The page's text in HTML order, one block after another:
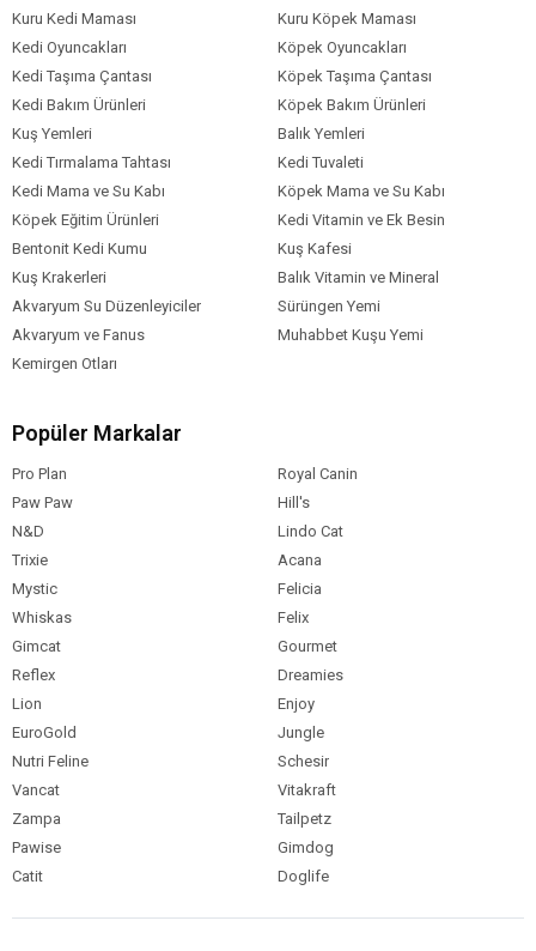
D3 Vitamini: 200 IU
E Vitamini: 20 mg
Çinko sülfat monohidrat: 15 mg
Manganez sülfat monohidrat: 3 mg
Analitik Bileşenler
Protein: %8.5
Yağ: %5.5
Kül: %2.5
Lif: %0.4
Nem: %81
Kuru Kedi Maması
Kuru Köpek Maması
Kedi Oyuncakları
Köpek Oyuncakları
Kedi Taşıma Çantası
Köpek Taşıma Çantası
Kedi Bakım Ürünleri
Köpek Bakım Ürünleri
Kuş Yemleri
Balık Yemleri
Kedi Tırmalama Tahtası
Kedi Tuvaleti
Kedi Mama ve Su Kabı
Köpek Mama ve Su Kabı
Köpek Eğitim Ürünleri
Kedi Vitamin ve Ek Besin
Bentonit Kedi Kumu
Kuş Kafesi
Kuş Krakerleri
Balık Vitamin ve Mineral
Akvaryum Su Düzenleyiciler
Sürüngen Yemi
Akvaryum ve Fanus
Muhabbet Kuşu Yemi
Kemirgen Otları
Popüler Markalar
Pro Plan
Royal Canin
Paw Paw
Hill's
N&D
Lindo Cat
Trixie
Acana
Mystic
Felicia
Whiskas
Felix
Gimcat
Gourmet
Reflex
Dreamies
Lion
Enjoy
EuroGold
Jungle
Nutri Feline
Schesir
Vancat
Vitakraft
Zampa
Tailpetz
Pawise
Gimdog
Catit
Doglife